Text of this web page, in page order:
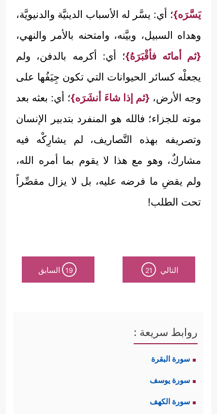
يَسَّرَه}؛ أي: يسَّر له الأسباب الدينيَّة والدنيويَّة،
وهداه السبيل، وبيَّنه، وامتحنه بالأمر والنهي،
{ثم أماتَه فأقْبَرَهُ}؛ أي: أكرمه بالدفن، ولم
يجعلْه كسائر الحيوانات التي تكون جِيَفُها على
وجه الأرض، {ثم إذا شاءَ أنشَرَه}؛ أي: بعثه بعد
موته للجزاء؛ فالله هو المنفرد بتدبير الإنسان
وتصريفه بهذه التَّصاريف، لم يشارِكْه فيه
مشاركٌ، وهو مع هذا لا يقوم بما أمره الله،
ولم يقضِ ما فرضه عليه، بل لا يزال مقصِّراً
تحت الطلب!
التالي 21
19 السابق
روابط سريعة :
سورة البقرة
سورة يوسف
سورة الكهف